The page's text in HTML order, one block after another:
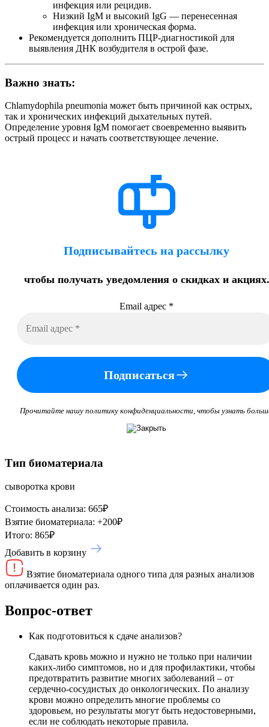
инфекция или рецидив.
Низкий IgM и высокий IgG — перенесенная
инфекция или хроническая форма.
Рекомендуется дополнить ПЦР-диагностикой для
выявления ДНК возбудителя в острой фазе.
Важно знать:
Chlamydophila pneumonia может быть причиной как острых,
так и хронических инфекций дыхательных путей.
Определение уровня IgM помогает своевременно выявить
острый процесс и начать соответствующее лечение.
Подписывайтесь на рассылку
чтобы получать уведомления о скидках и акциях.
Email адрес *
Подписаться
Прочитайте нашу политику конфиденциальности, чтобы узнать
Тип биоматериала
сыворотка крови
Стоимость анализа: 665₽
Взятие биоматериала: +200₽
Итого: 865₽
Добавить в корзину
Взятие биоматериала одного типа для разных анализов
оплачивается один раз.
Вопрос-ответ
Как подготовиться к сдаче анализов?
Сдавать кровь можно и нужно не только при наличии
каких-либо симптомов, но и для профилактики, чтобы
предотвратить развитие многих заболеваний – от
сердечно-сосудистых до онкологических. По анализу
крови можно определить многие проблемы со
здоровьем, но результаты могут быть недостоверными,
если не соблюдать некоторые правила.